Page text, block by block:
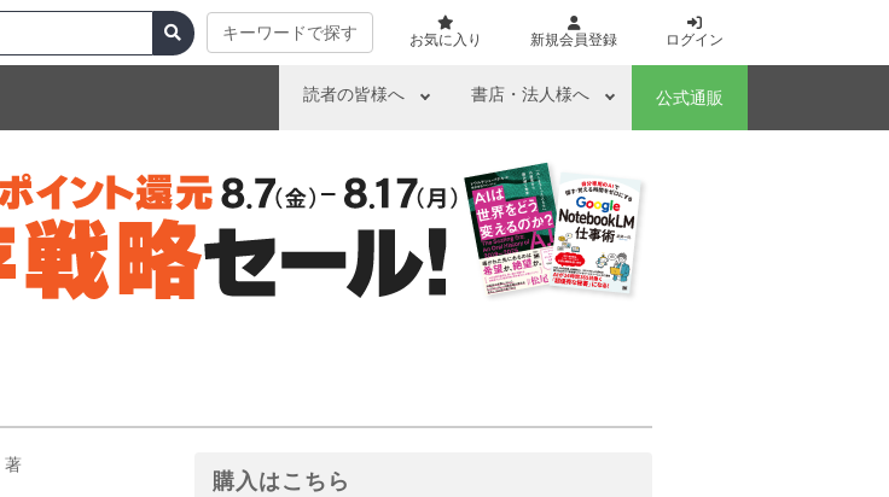
キーワードで探す お気に入り 新規会員登録 ログイン
読者の皆様へ 書店・法人様へ 公式通販
著
購入はこちら